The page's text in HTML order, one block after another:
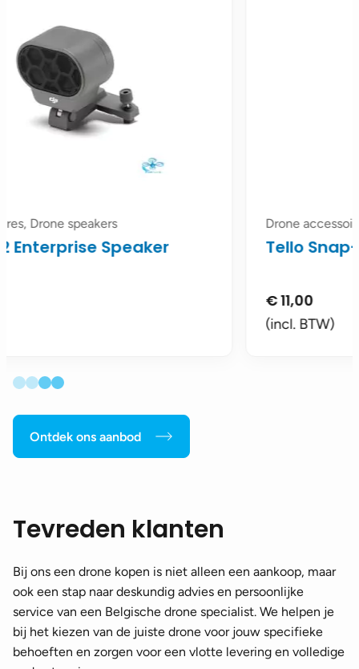
Drone accessoires, Drone bescherming
Tello Snap-on Top Cover - Wit
Ontdek ons aanbod
Tevreden klanten
Bij ons een drone kopen is niet alleen een aankoop, maar
ook een stap naar deskundig advies en persoonlijke
service van een Belgische drone specialist. We helpen je
bij het kiezen van de juiste drone voor jouw specifieke
behoeften en zorgen voor een vlotte levering en volledige